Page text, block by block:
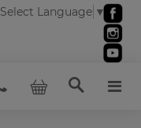
Select Language ▼